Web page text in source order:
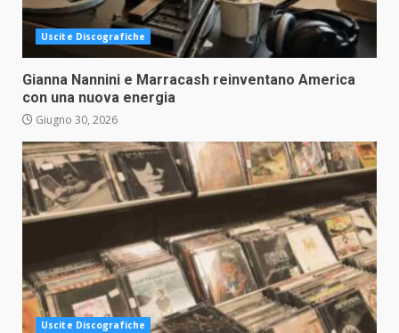
Uscite Discografiche
Gianna Nannini e Marracash reinventano America
con una nuova energia
Giugno 30, 2026
Uscite Discografiche